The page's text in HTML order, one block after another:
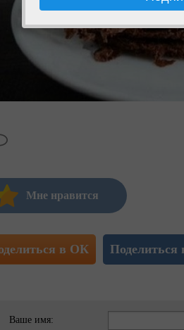
Мне нравится
в ОК Поделиться
Ваше имя: